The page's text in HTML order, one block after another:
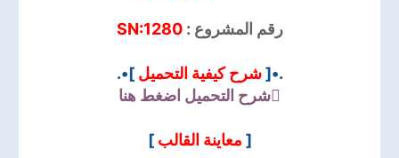
رقم المشروع :SN:1280
.•[شرح كيفية التحميل ]•.
شرح التحميل اضغط هنا
[ معاينة القالب]